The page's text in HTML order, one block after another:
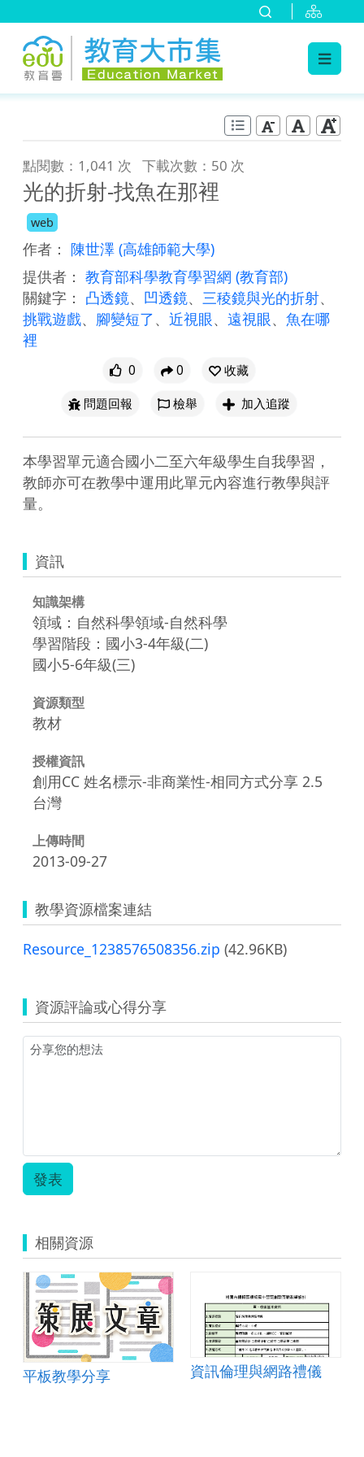
點閱數：1,041 次 下載次數：50 次
光的折射-找魚在那裡
web
作者： 陳世澤 (高雄師範大學)
提供者： 教育部科學教育學習網 (教育部)
關鍵字： 凸透鏡、 凹透鏡、 三稜鏡與光的折射、
挑戰遊戲、 腳變短了、 近視眼、 遠視眼、 魚在哪
裡
0 0
收藏
問題回報
檢舉 加入追蹤
本學習單元適合國小二至六年級學生自我學習，
教師亦可在教學中運用此單元內容進行教學與評
量。
資訊
知識架構
領域：自然科學領域-自然科學
學習階段：國小3-4年級(二)
國小5-6年級(三)
資源類型
教材
授權資訊
創用CC 姓名標示-非商業性-相同方式分享 2.5
台灣
上傳時間
2013-09-27
教學資源檔案連結
Resource_1238576508356.zip (42.96KB)
資源評論或心得分享
發表
相關資源
平板教學分享 資訊倫理與網路禮儀